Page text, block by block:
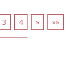
3 4 » »»